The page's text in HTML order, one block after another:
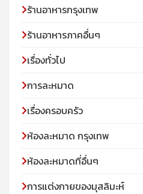
ร้านอาหารกรุงเทพ
ร้านอาหารภาคอื่นๆ
เรื่องทั่วไป
การละหมาด
เรื่องครอบครัว
ห้องละหมาด กรุงเทพ
ห้องละหมาดที่อื่นๆ
การแต่งกายของมุสลิมะห์